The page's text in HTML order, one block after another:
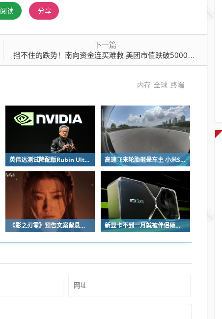
阅读 分享
下一篇
挡不住的跌势！南向资金连买难救 美团市值跌破5000亿 2026已跌超20%
内存 全球 终端
英伟达测试降配版Rubin Ultra GPU：HBM短缺下芯片厂商如何破局 高速飞来轮胎砸晕车主 小米SU7自动断电呼叫120 全程半小时救回一命
《影之刃零》预告文案留悬念 玩家：要反向跳票 新显卡不到一月就被伴侣砸烂：小哥哀叹如此脆弱